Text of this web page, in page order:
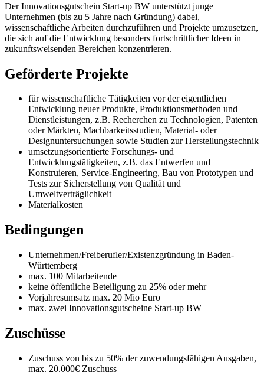
Der Innovationsgutschein Start-up BW unterstützt junge
Unternehmen (bis zu 5 Jahre nach Gründung) dabei,
wissenschaftliche Arbeiten durchzuführen und Projekte umzusetzen,
die sich auf die Entwicklung besonders fortschrittlicher Ideen in
zukunftsweisenden Bereichen konzentrieren.
Geförderte Projekte
für wissenschaftliche Tätigkeiten vor der eigentlichen
Entwicklung neuer Produkte, Produktionsmethoden und
Dienstleistungen, z.B. Recherchen zu Technologien, Patenten
oder Märkten, Machbarkeitsstudien, Material- oder
Designuntersuchungen sowie Studien zur Herstellungstechnik
umsetzungsorientierte Forschungs- und
Entwicklungstätigkeiten, z.B. das Entwerfen und
Konstruieren, Service-Engineering, Bau von Prototypen und
Tests zur Sicherstellung von Qualität und
Umweltverträglichkeit
Materialkosten
Bedingungen
Unternehmen/Freiberufler/Existenzgründung in Baden-
Württemberg
max. 100 Mitarbeitende
keine öffentliche Beteiligung zu 25% oder mehr
Vorjahresumsatz max. 20 Mio Euro
max. zwei Innovationsgutscheine Start-up BW
Zuschüsse
Zuschuss von bis zu 50% der zuwendungsfähigen Ausgaben,
max. 20.000€ Zuschuss